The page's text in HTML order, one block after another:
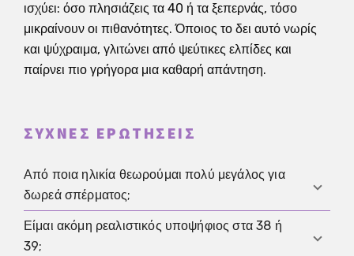
ισχύει: όσο πλησιάζεις τα 40 ή τα ξεπερνάς, τόσο
μικραίνουν οι πιθανότητες. Όποιος το δει αυτό νωρίς
και ψύχραιμα, γλιτώνει από ψεύτικες ελπίδες και
παίρνει πιο γρήγορα μια καθαρή απάντηση.
ΣΥΧΝΈΣ ΕΡΩΤΉΣΕΙΣ
Από ποια ηλικία θεωρούμαι πολύ μεγάλος για
δωρεά σπέρματος;
Δεν υπάρχει ένα ενιαίο παγκόσμιο όριο. Στην πράξη
Είμαι ακόμη ρεαλιστικός υποψήφιος στα 38 ή
39;